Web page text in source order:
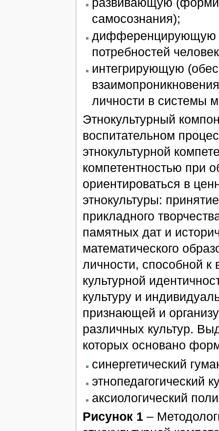
самосознания);
дифференцирующую
потребностей
интегрирующую
личности в системы
Этнокультурный
воспитательном
этнокультурной
компетентностью при
ориентироваться в
этнокультуры:
прикладного
памятных дат и
математического
личности, способной
культурной
культуру и
признающей и
различных культур.
которых основано
синергетический
этнопедагогический
аксиологический
Рисунок 1–